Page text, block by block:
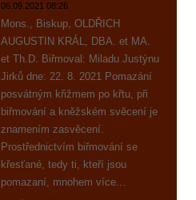
06.09.2021 08:26
Mons., Biskup, OLDŘICH
AUGUSTIN KRÁL, DBA. et MA.
et Th.D. Biřmoval: Miladu Justýnu
Jirků dne: 22. 8. 2021 Pomazání
posvátným křižmem po křtu, při
biřmování a kněžském svěcení je
znamením zasvěcení.
Prostřednictvím biřmování se
křesťané, tedy ti, kteří jsou
pomazaní, mnohem více...